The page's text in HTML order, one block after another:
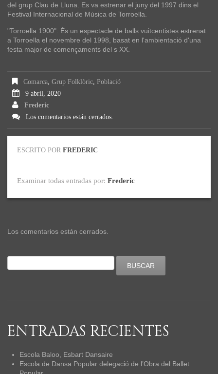
del grup Clau de Lluna. Es va estrenar el juny del 1997 dins el
Festival Internacional de Música de Torroella.
"Torroella 1900": És un espectacle de balls vuitcentistes estrenat
a Torroella el novembre del 1998, basat en l'ambientació d'una
festa major de començaments del s XX.
Comarca, Grup Folklòric, Població
9 abril, 2020
Frederic
Los comentarios están cerrados.
ESCRITO POR FREDERIC
Examinar todas entradas por: Frederic
Los comentarios están cerrados.
ENTRADAS RECIENTES
Escola Baloo, Esbart Dansaire
Escola de Dansa Popular delegació de l’Obra del Ballet